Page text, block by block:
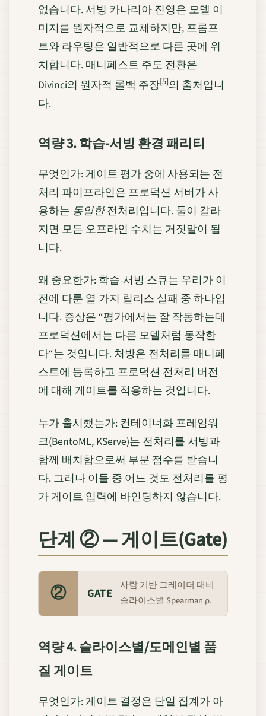
없습니다. 서빙 카나리아 진영은 모델 이
미지를 원자적으로 교체하지만, 프롬프
트와 라우팅은 일반적으로 다른 곳에 위
치합니다. 매니페스트 주도 전환은
Divinci의 원자적 롤백 주장[5]의 출처입니
다.
역량 3. 학습-서빙 환경 패리티
무엇인가: 게이트 평가 중에 사용되는 전
처리 파이프라인은 프로덕션 서버가 사
용하는 동일한전처리입니다. 둘이 갈라
지면 모든 오프라인 수치는 거짓말이 됩
니다.
왜 중요한가: 학습-서빙 스큐는 우리가 이
전에 다룬 열 가지 릴리스 실패 중 하나입
니다. 증상은 “평가에서는 잘 작동하는데
프로덕션에서는 다른 모델처럼 동작한
다“는 것입니다. 처방은 전처리를 매니페
스트에 등록하고 프로덕션 전처리 버전
에 대해 게이트를 적용하는 것입니다.
누가 출시했는가: 컨테이너화 프레임워
크(BentoML, KServe)는 전처리를 서빙과
함께 배치함으로써 부분 점수를 받습니
다. 그러나 이들 중 어느 것도 전처리를 평
가 게이트 입력에 바인딩하지 않습니다.
단계 ② — 게이트(Gate)
② GATE
사람 기반 그레이더 대비
슬라이스별 Spearman ρ.
역량 4. 슬라이스별/도메인별 품
질 게이트
무엇인가: 게이트 결정은 단일 집계가 아